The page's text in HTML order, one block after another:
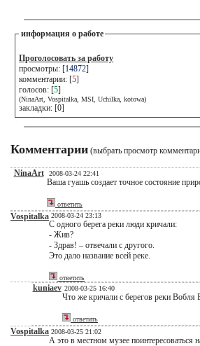
информация о работе
Проголосовать за работу
просмотры: [14872]
комментарии: [5]
голосов: [5]
(NinaArt, Vospitalka, MSI, Uchilka, kotowa)
закладки: [0]
Комментарии (выбрать просмотр
NinaArt 2008-03-24 22:41
Ваша гуашь создает точное состояние
ответить
Vospitalka 2008-03-24 23:13
С одного берега реки люди кричали:
- Жив?
- Здрав! – отвечали с другого.
Это дало название всей реке.
ответить
kuniaev 2008-03-25 16:40
Что же кричали с берегов реки Вобля
ответить
Vospitalka 2008-03-25 21:02
А это в местном музее поинтересоваться